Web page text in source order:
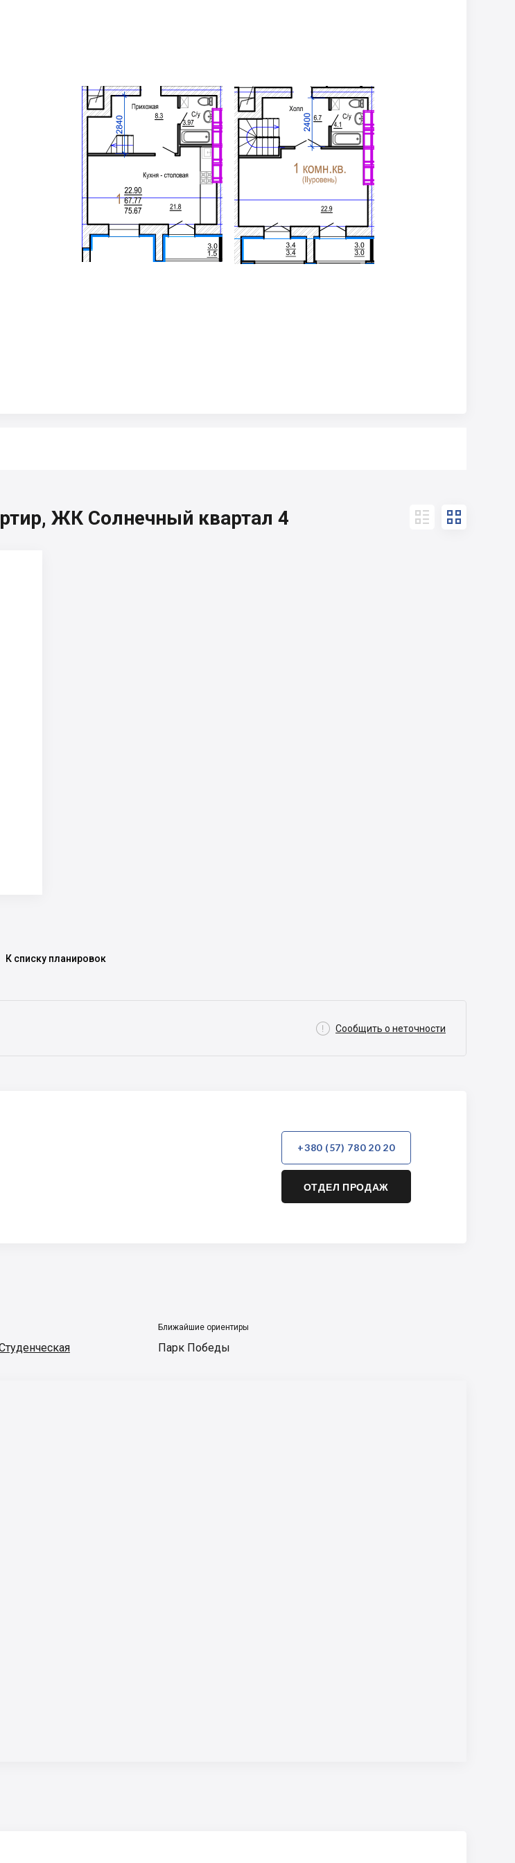
ЖК Солнечный квартал 4  
К списку планировок
 Сообщить о неточности
+380 (57) 780 20 20
ОТДЕЛ ПРОДАЖ
Ближайшие ориентиры
Парк Победы